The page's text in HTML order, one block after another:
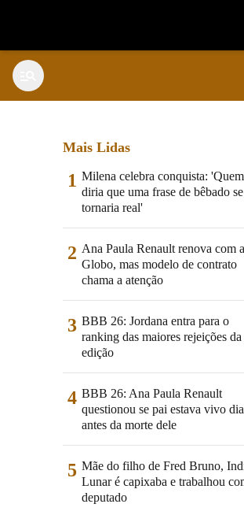
Mais Lidas
1 Milena celebra conquista: 'Quem
diria que uma frase de bêbado se
tornaria real'
2 Ana Paula Renault renova com a
Globo, mas modelo de contrato
chama a atenção
3 BBB 26: Jordana entra para o
ranking das maiores rejeições da
edição
4 BBB 26: Ana Paula Renault
questionou se pai estava vivo
antes da morte dele
5 Mãe do filho de Fred Bruno,
Lunar é capixaba e trabalhou
deputado